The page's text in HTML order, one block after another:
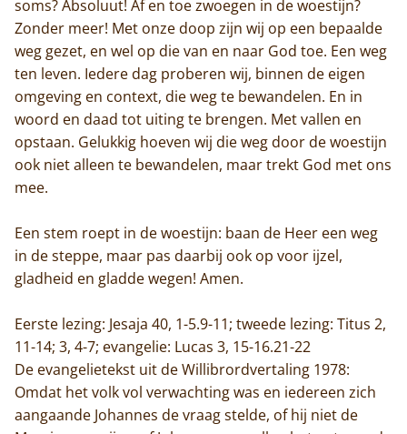
soms? Absoluut! Af en toe zwoegen in de woestijn?
Zonder meer! Met onze doop zijn wij op een bepaalde
weg gezet, en wel op die van en naar God toe. Een weg
ten leven. Iedere dag proberen wij, binnen de eigen
omgeving en context, die weg te bewandelen. En in
woord en daad tot uiting te brengen. Met vallen en
opstaan. Gelukkig hoeven wij die weg door de woestijn
ook niet alleen te bewandelen, maar trekt God met ons
mee.
Een stem roept in de woestijn: baan de Heer een weg
in de steppe, maar pas daarbij ook op voor ijzel,
gladheid en gladde wegen! Amen.
Eerste lezing: Jesaja 40, 1-5.9-11; tweede lezing: Titus 2,
11-14; 3, 4-7; evangelie: Lucas 3, 15-16.21-22
De evangelietekst uit de Willibrordvertaling 1978:
Omdat het volk vol verwachting was en iedereen zich
aangaande Johannes de vraag stelde, of hij niet de